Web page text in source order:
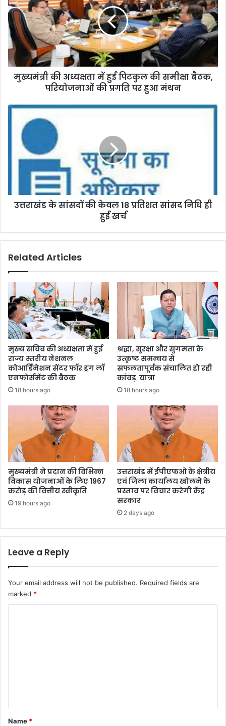
मुख्यमंत्री की अध्यक्षता में हुई पिटकुल की समीक्षा बैठक,
परियोजनाओं की प्रगति पर हुआ मंथन
उत्तराखंड के सांसदों की केवल 18 प्रतिशत सांसद निधि ही
हुई खर्च
Related Articles
मुख्य सचिव की अध्यक्षता में हुई
राज्य स्तरीय नेशनल
कोआर्डिनेशन सेंटर फॉर ड्रग लॉ
एनफोर्समेंट की बैठक
18 hours ago
श्रद्धा, सुरक्षा और सुगमता के
उत्कृष्ट समन्वय से
सफलतापूर्वक संचालित हो रही
कांवड़ यात्रा
18 hours ago
मुख्यमंत्री ने प्रदान की विभिन्न
विकास योजनाओं के लिए 1967
करोड़ की वित्तीय स्वीकृति
19 hours ago
उत्तराखंड में ईपीएफओ के क्षेत्रीय
एवं जिला कार्यालय खोलने के
प्रस्ताव पर विचार करेगी केंद्र
सरकार
2 days ago
Leave a Reply
Your email address will not be published. Required fields are
marked *
*
Name *